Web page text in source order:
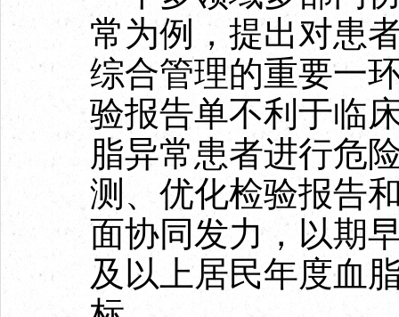
常为例，提出对患
综合管理的重要一
验报告单不利于临
脂异常患者进行危
测、优化检验报告
面协同发力，以期
及以上居民年度血